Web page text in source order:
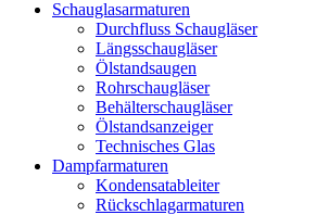
Schauglas­armaturen
Durchfluss Schaugläser
Längsschaugläser
Ölstandsaugen
Rohrschaugläser
Behälterschaugläser
Ölstandsanzeiger
Technisches Glas
Dampfarmaturen
Kondensatableiter
Rückschlagarmaturen